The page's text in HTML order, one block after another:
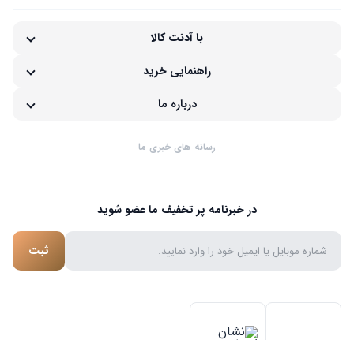
با آدنت کالا
راهنمایی خرید
درباره ما
رسانه های خبری ما
در خبرنامه پر تخفیف ما عضو شوید
ثبت